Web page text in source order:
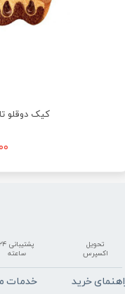
کیک دوقلو
تحویل
اکسپرس
ساعته
خرید خدمات